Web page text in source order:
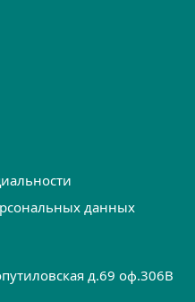
данных
д.69 оф.306B